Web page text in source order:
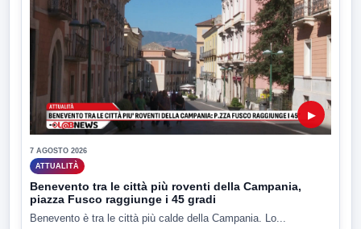
▶
7 AGOSTO 2026
ATTUALITÀ
Benevento tra le città più roventi della Campania,
piazza Fusco raggiunge i 45 gradi
Benevento è tra le città più calde della Campania. Lo...